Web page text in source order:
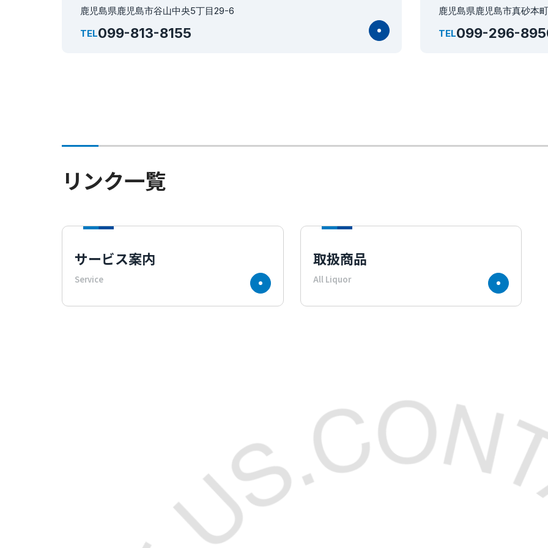
鹿児島県鹿児島市谷山中央5丁目29-6
TEL099-813-8155
鹿児島県鹿児島市真砂本
TEL099-296-
リンク一覧
サービス案内
Service
取扱商品
All Liquor